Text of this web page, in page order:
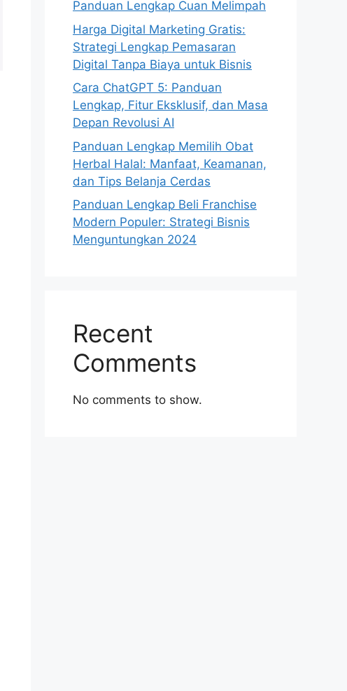
Panduan Lengkap Cuan Melimpah
Harga Digital Marketing Gratis:
Strategi Lengkap Pemasaran
Digital Tanpa Biaya untuk Bisnis
Cara ChatGPT 5: Panduan
Lengkap, Fitur Eksklusif, dan Masa
Depan Revolusi AI
Panduan Lengkap Memilih Obat
Herbal Halal: Manfaat, Keamanan,
dan Tips Belanja Cerdas
Panduan Lengkap Beli Franchise
Modern Populer: Strategi Bisnis
Menguntungkan 2024
Recent
Comments
No comments to show.